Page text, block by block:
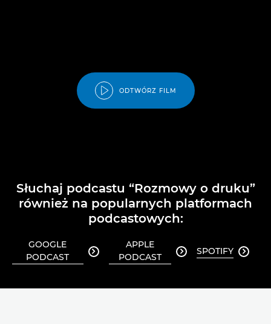
ODTWÓRZ FILM
Słuchaj podcastu “Rozmowy o druku”
również na popularnych platformach
podcastowych:
GOOGLE
PODCAST

APPLE
PODCAST
 SPOTIFY 